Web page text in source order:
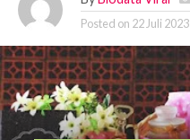
Posted on 22 Juli 2023